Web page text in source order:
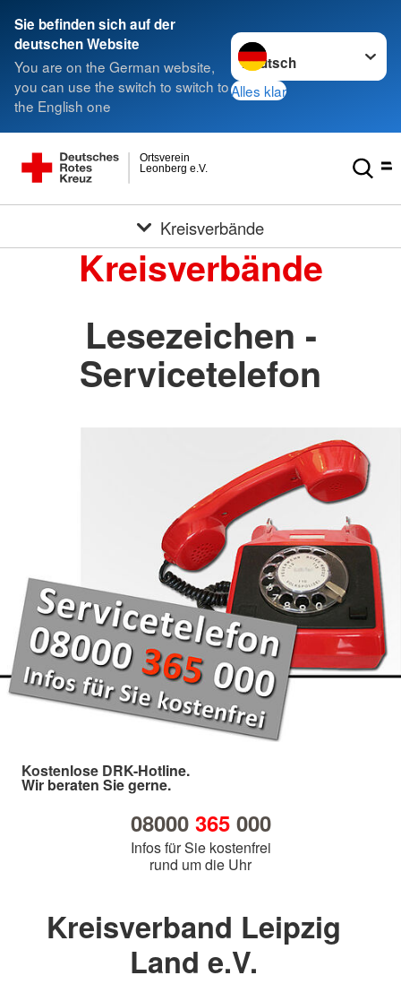
Sie befinden sich auf der
deutschen Website
You are on the German website,
you can use the switch to switch to
the English one
Sprache wechseln zu
Alles klar
Leonberg e.V.
Ortsverein
Kreisverbände
Kreisverbände
Lesezeichen -
Servicetelefon
Kostenlose DRK-Hotline.
Wir beraten Sie gerne.
08000 365000
Infos für Sie kostenfrei
rund um die Uhr
Kreisverband Leipzig
Land e.V.